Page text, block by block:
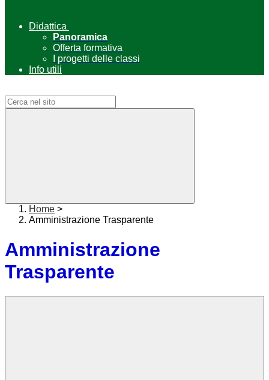
Didattica
Panoramica
Offerta formativa
I progetti delle classi
Info utili
Home >
Amministrazione Trasparente
Amministrazione
Trasparente